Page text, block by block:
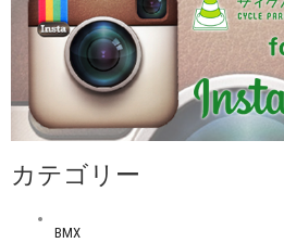
カテゴリー
BMX